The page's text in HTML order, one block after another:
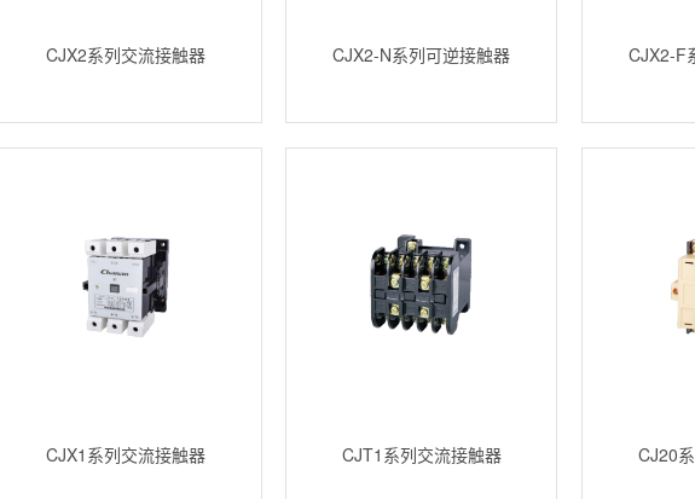
CJX2系列交流接触器 CJX2-N系列可逆接触器 CJX2-F
CJX1系列交流接触器 CJT1系列交流接触器 CJ20